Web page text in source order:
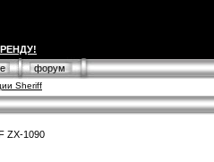
форум
Sheriff
ZX-1090